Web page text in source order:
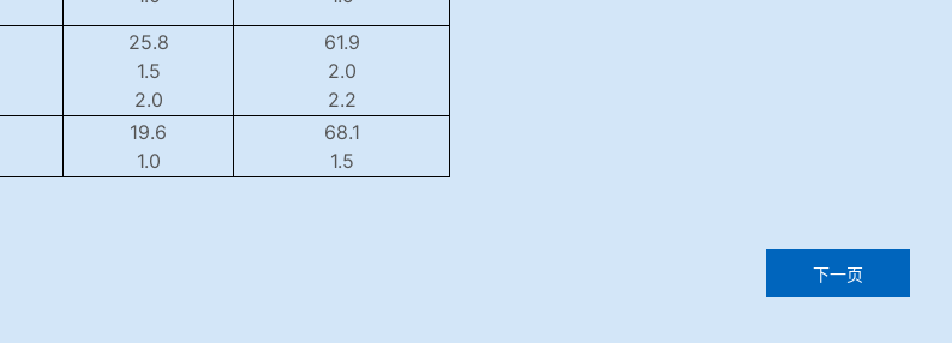
25.8
1.5
2.0
61.9
2.0
2.2
19.6
1.0
68.1
1.5
下一页